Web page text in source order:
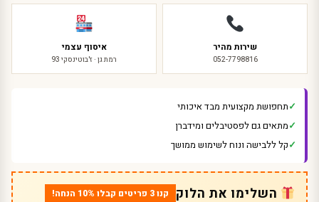
שירות מהיר
052-7798816
איסוף עצמי
רמת גן · ז'בוטינסקי 93
תחפושת מקצועית מבד איכותי
מתאים גם לפסטיבלים ומידברן
קל ללבישה ונוח לשימוש ממושך
השלימו את הלוק קנו 3 פריטים קבלו 10% הנחה!